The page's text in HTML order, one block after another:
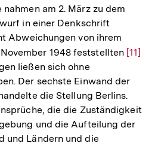
am 2. März zu dem
in einer Denkschrift
Abweichungen von ihrem
1948 feststellten Zur
der
[11]
ließen sich ohne
Der sechste Einwand der
die Stellung Berlins.
die die Zuständigkeit
und die Aufteilung der
und Ländern und die